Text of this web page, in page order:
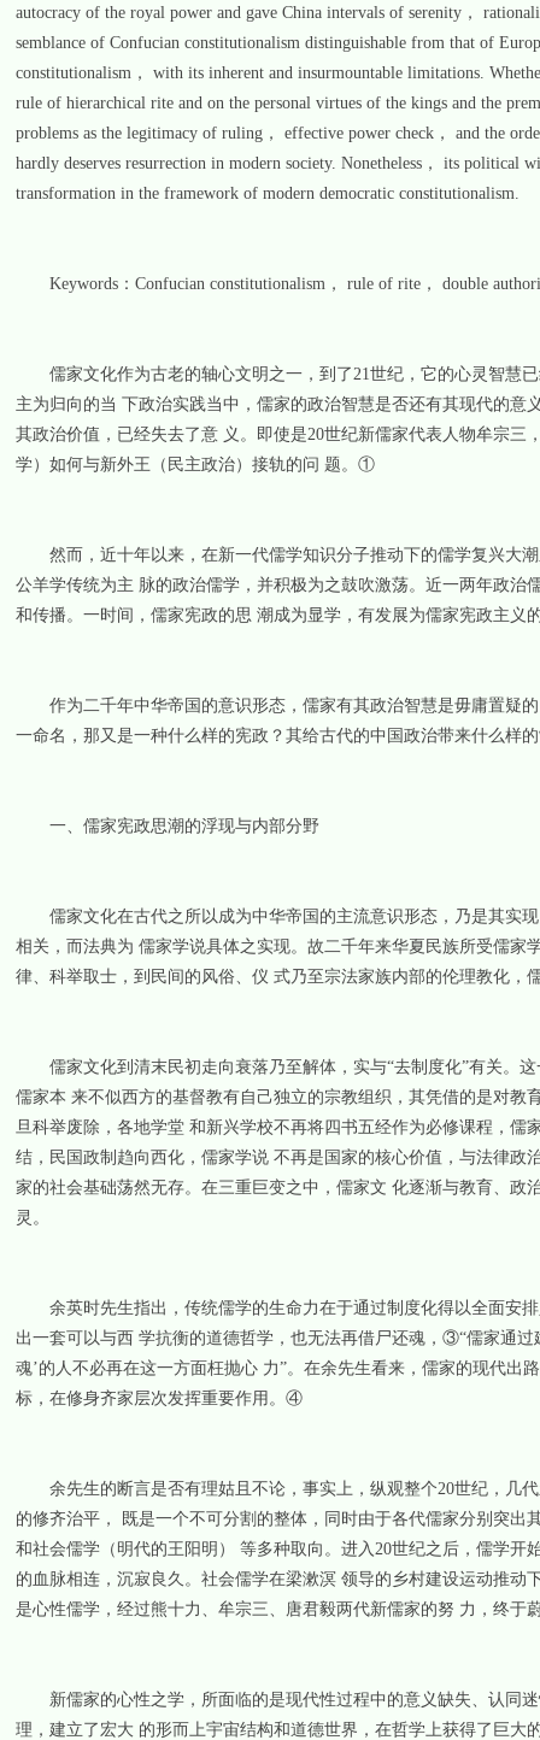
autocracy of the royal power and gave China intervals of serenity，
semblance of Confucian constitutionalism distinguishable from that of
constitutionalism， with its inherent and insurmountable limitations.
rule of hierarchical rite and on the personal virtues of the kings and the
problems as the legitimacy of ruling， effective power check， and the
hardly deserves resurrection in modern society. Nonetheless， its political
transformation in the framework of modern democratic constitutionalism.
Keywords：Confucian constitutionalism， rule of rite， double
儒家文化作为古老的轴心文明之一，到了21世纪，它的心灵智慧
主为归向的当 下政治实践当中，儒家的政治智慧是否还有其现代的
其政治价值，已经失去了意 义。即使是20世纪新儒家代表人物牟宗
学）如何与新外王（民主政治）接轨的问 题。①
然而，近十年以来，在新一代儒学知识分子推动下的儒学复兴大潮
公羊学传统为主 脉的政治儒学，并积极为之鼓吹激荡。近一两年政
和传播。一时间，儒家宪政的思 潮成为显学，有发展为儒家宪政主义
作为二千年中华帝国的意识形态，儒家有其政治智慧是毋庸置疑的
一命名，那又是一种什么样的宪政？其给古代的中国政治带来什么样
一、儒家宪政思潮的浮现与内部分野
儒家文化在古代之所以成为中华帝国的主流意识形态，乃是其实现
相关，而法典为 儒家学说具体之实现。故二千年来华夏民族所受儒
律、科举取士，到民间的风俗、仪 式乃至宗法家族内部的伦理教化，
儒家文化到清末民初走向衰落乃至解体，实与“去制度化”有关。这
儒家本 来不似西方的基督教有自己独立的宗教组织，其凭借的是对
旦科举废除，各地学堂 和新兴学校不再将四书五经作为必修课程，儒
结，民国政制趋向西化，儒家学说 不再是国家的核心价值，与法律
家的社会基础荡然无存。在三重巨变之中，儒家文 化逐渐与教育、
灵。
余英时先生指出，传统儒学的生命力在于通过制度化得以全面安排
出一套可以与西 学抗衡的道德哲学，也无法再借尸还魂，③“儒家通
魂’的人不必再在这一方面枉抛心 力”。在余先生看来，儒家的现代
标，在修身齐家层次发挥重要作用。④
余先生的断言是否有理姑且不论，事实上，纵观整个20世纪，几
的修齐治平， 既是一个不可分割的整体，同时由于各代儒家分别突
和社会儒学（明代的王阳明） 等多种取向。进入20世纪之后，儒学
的血脉相连，沉寂良久。社会儒学在梁漱溟 领导的乡村建设运动推
是心性儒学，经过熊十力、牟宗三、唐君毅两代新儒家的努 力，终于
新儒家的心性之学，所面临的是现代性过程中的意义缺失、认同迷
理，建立了宏大 的形而上宇宙结构和道德世界，在哲学上获得了巨